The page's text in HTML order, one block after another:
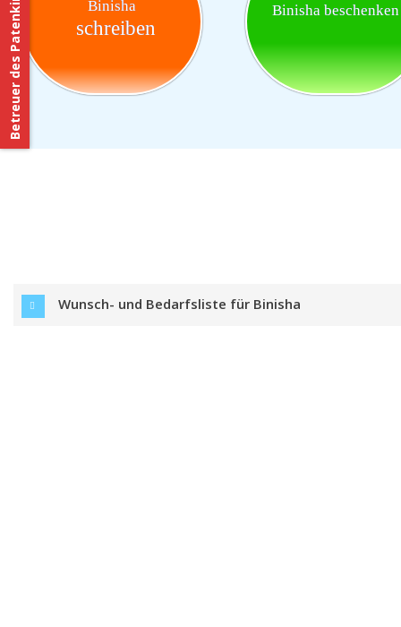
Binisha
schreiben
Binisha beschenken
Wunsch- und Bedarfsliste für Binisha
Betreuer des Patenkindes